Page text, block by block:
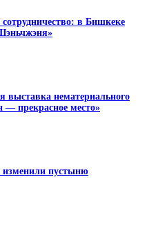
в Бишкеке
нематериального
— прекрасное место»
изменили пустыню